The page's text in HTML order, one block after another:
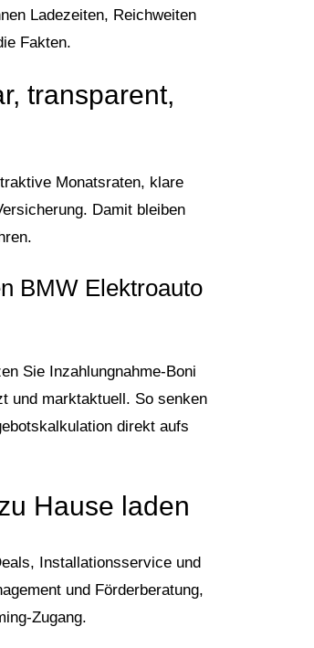
Ladezeiten, Reichweiten
Fakten.
transparent,
Monatsraten, klare
Damit bleiben
BMW Elektroauto
Sie Inzahlungnahme-Boni
und marktaktuell. So senken
direkt aufs
Hause laden
Installationsservice und
und Förderberatung,
Zugang.